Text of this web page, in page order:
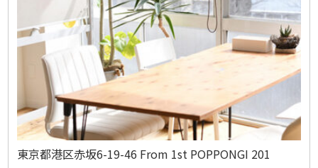
東京都港区赤坂6-19-46 From 1st POPPONGI 201